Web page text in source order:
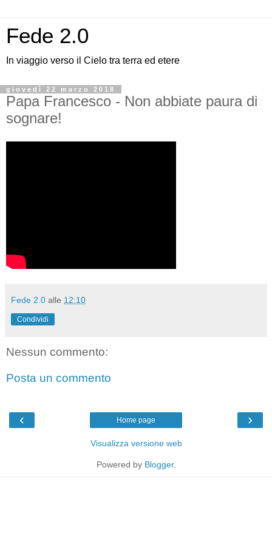
Fede 2.0
In viaggio verso il Cielo tra terra ed etere
giovedì 22 marzo 2018
Papa Francesco - Non abbiate paura di
sognare!
Fede 2.0 alle 12:10
Condividi
Nessun commento:
Posta un commento
‹ ›
Home page
Visualizza versione web
Powered by Blogger.